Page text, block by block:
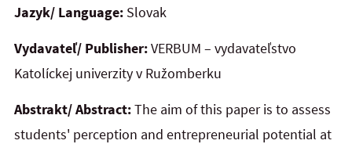
Jazyk/ Language: Slovak
Vydavateľ/ Publisher:VERBUM – vydavateľstvo
Katolíckej univerzity v Ružomberku
Abstrakt/ Abstract:The aim of this paper is to assess
students' perception and entrepreneurial potential at